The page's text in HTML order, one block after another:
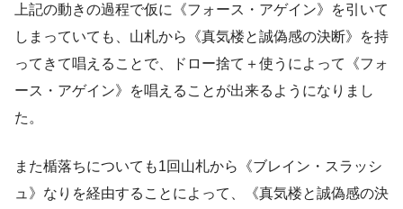
上記の動きの過程で仮に《フォース・アゲイン》を引いて
しまっていても、山札から《真気楼と誠偽感の決断》を持
ってきて唱えることで、ドロー捨て＋使うによって《フォ
ース・アゲイン》を唱えることが出来るようになりまし
た。
また楯落ちについても1回山札から《ブレイン・スラッシ
ュ》なりを経由することによって、《真気楼と誠偽感の決